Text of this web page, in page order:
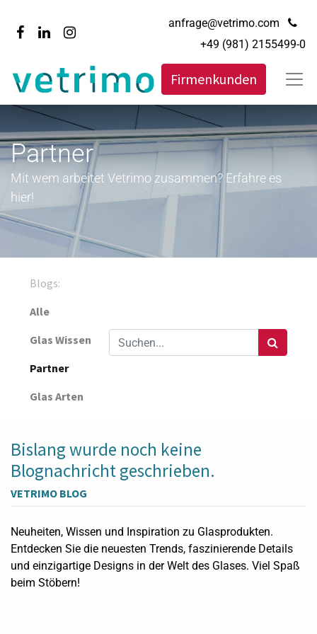
anfrage@vetrimo.com
+49 (981) 2155499-0
Firmenkunden
Partner
Mit wem arbeitet Vetrimo zusammen? Erfahre es
hier!
Blogs:
Alle
Glas Wissen
Partner
Glas Arten
Bislang wurde noch keine
Blognachricht geschrieben.
VETRIMO BLOG
Neuheiten, Wissen und Inspiration zu Glasprodukten.
Entdecken Sie die neuesten Trends, faszinierende Details
und einzigartige Designs in der Welt des Glases. Viel Spaß
beim Stöbern!